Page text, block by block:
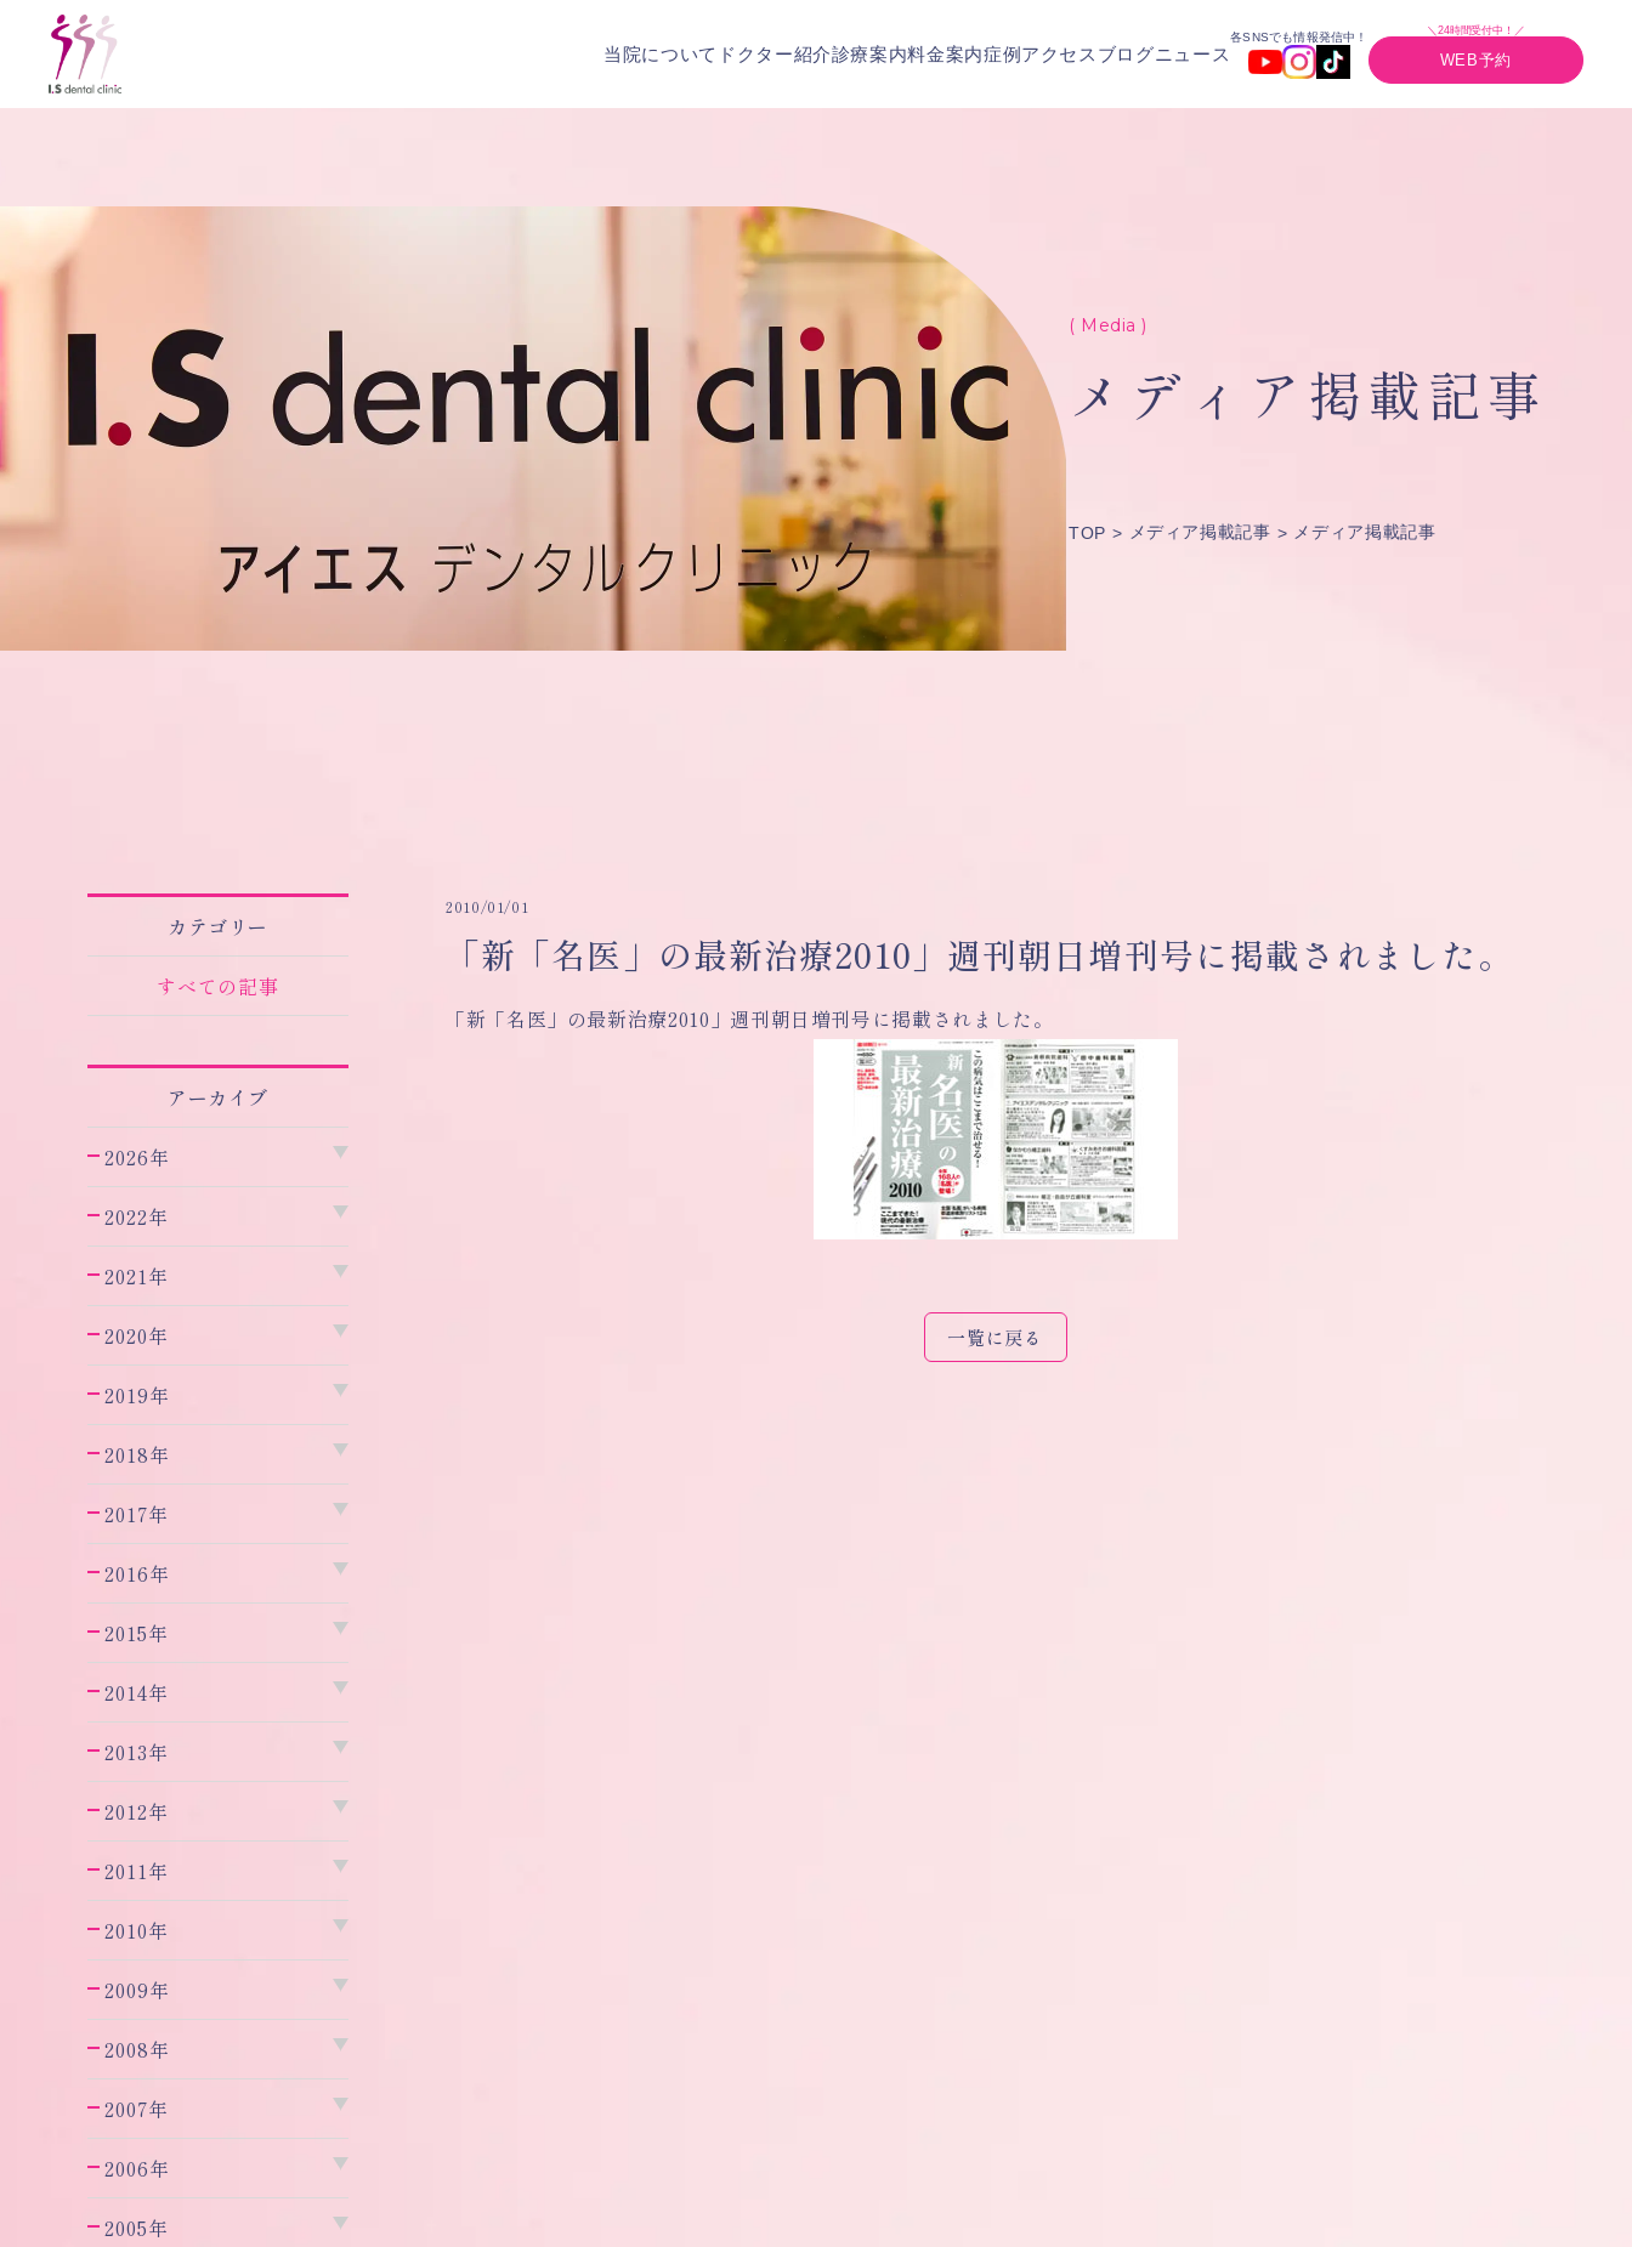
当院について ドクター紹介診療案内料金案内症例アクセス ブログニュース
各SNSでも情報発信中！
＼24時間受付中！／
WEB予約
( Media )
メディア掲載記事
TOP メディア掲載記事 メディア掲載記事
カテゴリー
すべての記事
アーカイブ
2026年
2022年
2021年
2020年
2019年
2018年
2017年
2016年
2015年
2014年
2013年
2012年
2011年
2010年
2009年
2008年
2007年
2006年
2005年
2010/01/01
「新「名医」の最新治療2010」週刊朝日増刊号に掲載されました。
「新「名医」の最新治療2010」週刊朝日増刊号に掲載されました。
一覧に戻る